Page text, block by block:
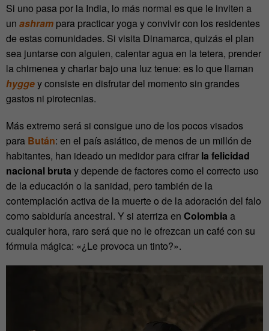
Si uno pasa por la India, lo más normal es que le inviten a
un ashram para practicar yoga y convivir con los residentes
de estas comunidades. Si visita Dinamarca, quizás el plan
sea juntarse con alguien, calentar agua en la tetera, prender
la chimenea y charlar bajo una luz tenue: es lo que llaman
hyggey consiste en disfrutar del momento sin grandes
gastos ni pirotecnias.
Más extremo será si consigue uno de los pocos visados
para Bután: en el país asiático, de menos de un millón de
habitantes, han ideado un medidor para cifrar la felicidad
nacional bruta y depende de factores como el correcto uso
de la educación o la sanidad, pero también de la
contemplación activa de la muerte o de la adoración del falo
como sabiduría ancestral. Y si aterriza en Colombia a
cualquier hora, raro será que no le ofrezcan un café con su
fórmula mágica: «¿Le provoca un tinto?».